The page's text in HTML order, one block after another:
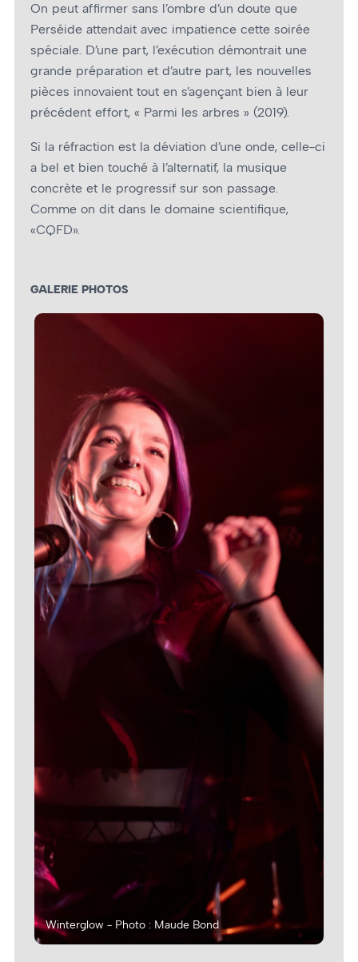
On peut affirmer sans l’ombre d’un doute que
Perséide attendait avec impatience cette soirée
spéciale. D’une part, l’exécution démontrait une
grande préparation et d’autre part, les nouvelles
pièces innovaient tout en s’agençant bien à leur
précédent effort, « Parmi les arbres » (2019).
Si la réfraction est la déviation d’une onde, celle-ci
a bel et bien touché à l’alternatif, la musique
concrète et le progressif sur son passage.
Comme on dit dans le domaine scientifique,
«CQFD».
GALERIE PHOTOS
Winterglow - Photo : Maude Bond